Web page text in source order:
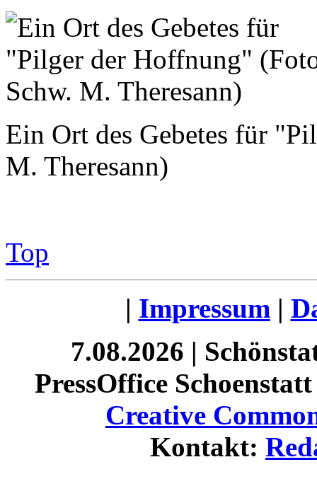
Ein Ort des Gebetes für
M. Theresann)
Top
| Impressum|
7.08.2026 |
PressOffice
Creative
Kontakt: